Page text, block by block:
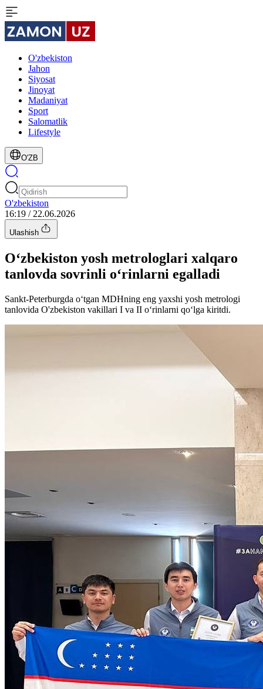
O'zbekiston
Jahon
Siyosat
Jinoyat
Madaniyat
Sport
Salomatlik
Lifestyle
O'ZB
O'zbekiston
16:19 / 22.06.2026
Ulashish
O‘zbekiston yosh metrologlari xalqaro
tanlovda sovrinli o‘rinlarni egalladi
Sankt-Peterburgda o‘tgan MDHning eng yaxshi yosh metrologi
tanlovida O'zbekiston vakillari I va II o‘rinlarni qo‘lga kiritdi.